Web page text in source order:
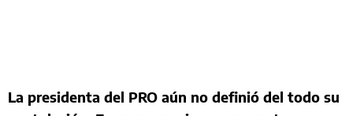
La presidenta del PRO aún no definió del todo su